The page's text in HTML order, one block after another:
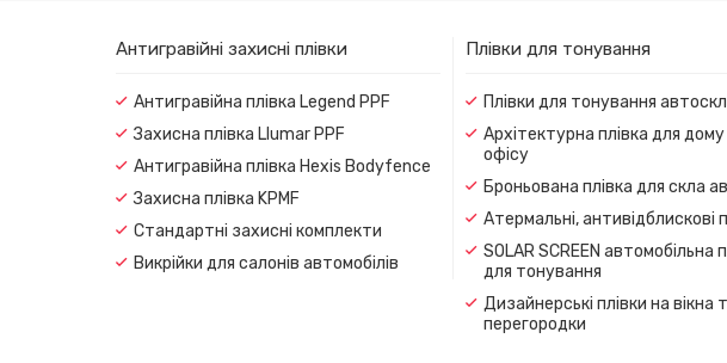
Антигравійні захисні плівки
Антигравійна плівка Legend PPF
Захисна плівка Llumar PPF
Антигравійна плівка Hexis Bodyfence
Захисна плівка KPMF
Стандартні захисні комплекти
Викрійки для салонів автомобілів
Плівки для тонування
Плівки для тонування
Архітектурна плівка для
офісу
Броньована плівка для скла
Атермальні, антивідблискові
SOLAR SCREEN автомобільна
для тонування
Дизайнерські плівки на вікна
перегородки